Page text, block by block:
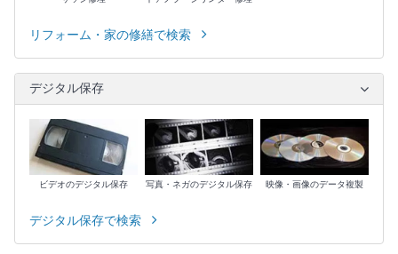
リフォーム・家の修繕で検索
デジタル保存
ビデオのデジタル保存 写真・ネガのデジタル保存 映像・画像のデータ複製
デジタル保存で検索